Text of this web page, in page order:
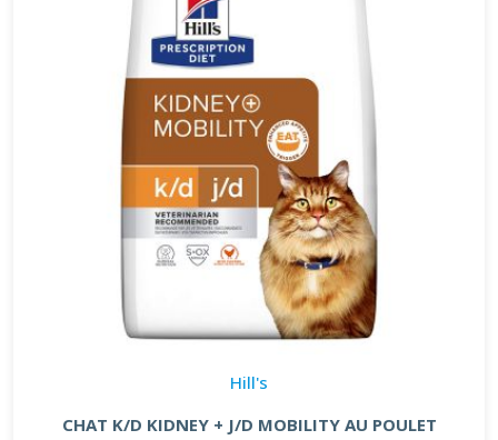
Hill's
CHAT K/D KIDNEY + J/D MOBILITY AU POULET